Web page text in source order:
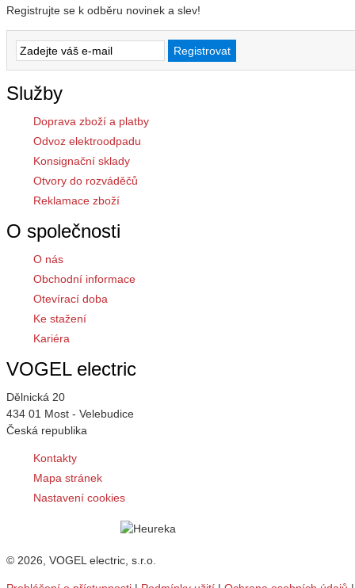
Registrujte se k odběru novinek a slev!
Služby
Doprava zboží a platby
Odvoz elektroodpadu
Konsignační sklady
Otvory do rozváděčů
Reklamace zboží
O společnosti
O nás
Obchodní informace
Otevírací doba
Ke stažení
Kariéra
VOGEL electric
Dělnická 20
434 01 Most - Velebudice
Česká republika
Kontakty
Mapa stránek
Nastavení cookies
© 2026, VOGEL electric, s.r.o.